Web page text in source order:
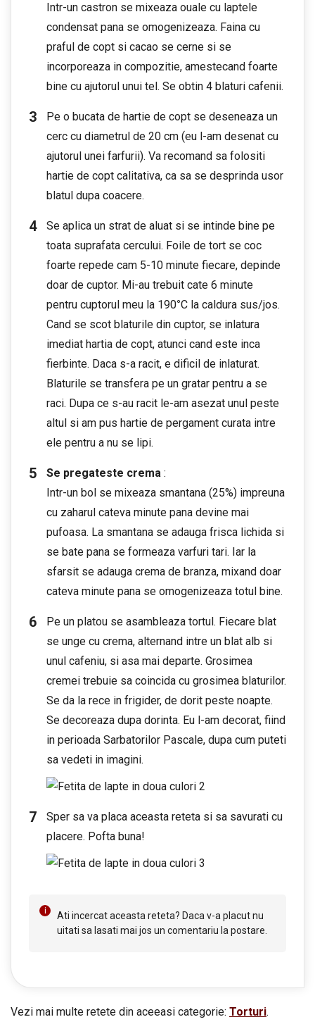
Intr-un castron se mixeaza ouale cu laptele
condensat pana se omogenizeaza. Faina cu
praful de copt si cacao se cerne si se
incorporeaza in compozitie, amestecand foarte
bine cu ajutorul unui tel. Se obtin 4 blaturi cafenii.
Pe o bucata de hartie de copt se deseneaza un
cerc cu diametrul de 20 cm (eu l-am desenat cu
ajutorul unei farfurii). Va recomand sa folositi
hartie de copt calitativa, ca sa se desprinda usor
blatul dupa coacere.
Se aplica un strat de aluat si se intinde bine pe
toata suprafata cercului. Foile de tort se coc
foarte repede cam 5-10 minute fiecare, depinde
doar de cuptor. Mi-au trebuit cate 6 minute
pentru cuptorul meu la 190°C la caldura sus/jos.
Cand se scot blaturile din cuptor, se inlatura
imediat hartia de copt, atunci cand este inca
fierbinte. Daca s-a racit, e dificil de inlaturat.
Blaturile se transfera pe un gratar pentru a se
raci. Dupa ce s-au racit le-am asezat unul peste
altul si am pus hartie de pergament curata intre
ele pentru a nu se lipi.
Se pregateste crema :
Intr-un bol se mixeaza smantana (25%) impreuna
cu zaharul cateva minute pana devine mai
pufoasa. La smantana se adauga frisca lichida si
se bate pana se formeaza varfuri tari. Iar la
sfarsit se adauga crema de branza, mixand doar
cateva minute pana se omogenizeaza totul bine.
Pe un platou se asambleaza tortul. Fiecare blat
se unge cu crema, alternand intre un blat alb si
unul cafeniu, si asa mai departe. Grosimea
cremei trebuie sa coincida cu grosimea blaturilor.
Se da la rece in frigider, de dorit peste noapte.
Se decoreaza dupa dorinta. Eu l-am decorat, fiind
in perioada Sarbatorilor Pascale, dupa cum puteti
sa vedeti in imagini.
Sper sa va placa aceasta reteta si sa savurati cu
placere. Pofta buna!
Ati incercat aceasta reteta? Daca v-a placut nu
uitati sa lasati mai jos un comentariu la postare.
Vezi mai multe retete din aceeasi categorie: Torturi.